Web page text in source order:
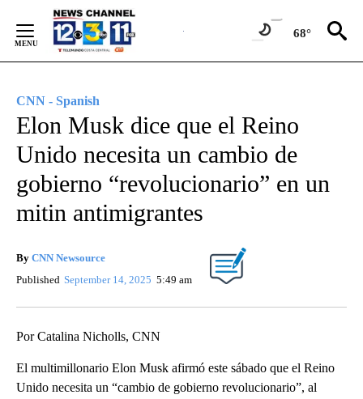
Content
68°
CNN - Spanish
Elon Musk dice que el Reino
Unido necesita un cambio de
gobierno “revolucionario” en un
mitin antimigrantes
By CNN Newsource
Published September 14, 2025 5:49 am
Por Catalina Nicholls, CNN
El multimillonario Elon Musk afirmó este sábado que el Reino
Unido necesita un “cambio de gobierno revolucionario”, al